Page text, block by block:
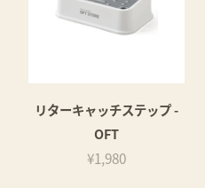
リターキャッチステップ -
OFT
¥1,980